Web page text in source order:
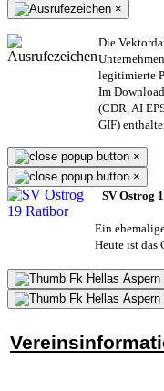
×
Die
Unternehmen,
legitimierte
Im
(CDR, AI
GIF)
×
×
SV Ostrog
Ein
Heute ist das